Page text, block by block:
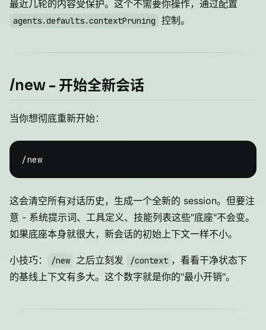
最近几轮的内容受保护。这个不需要你操作，通过配置
agents.defaults.contextPruning 控制。
/new - 开始全新会话
当你想彻底重新开始：
这会清空所有对话历史，生成一个全新的 session。但要注
意 - 系统提示词、工具定义、技能列表这些"底座"不会变。
如果底座本身就很大，新会话的初始上下文一样不小。
小技巧： /new 之后立刻发 /context ，看看干净状态下
的基线上下文有多大。这个数字就是你的"最小开销"。